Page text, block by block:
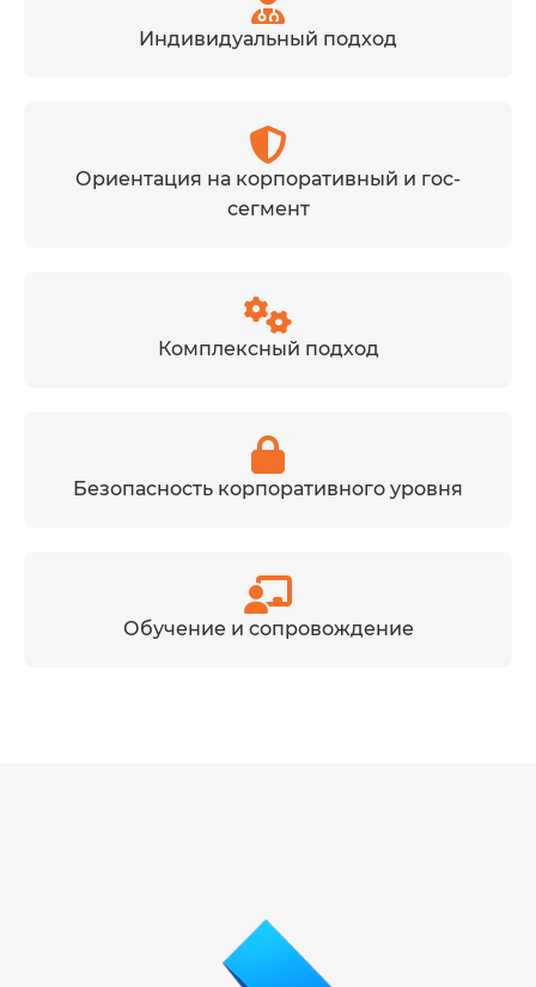
Индивидуальный подход
Ориентация на корпоративный и гос-
сегмент
Комплексный подход
Безопасность корпоративного уровня
Обучение и сопровождение